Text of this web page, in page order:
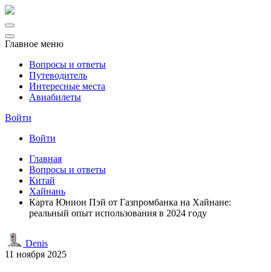
Главное меню
Вопросы и ответы
Путеводитель
Интересные места
Авиабилеты
Войти
Войти
Главная
Вопросы и ответы
Китай
Хайнань
Карта Юнион Пэй от Газпромбанка на Хайнане:
реальный опыт использования в 2024 году
Denis
11 ноября 2025